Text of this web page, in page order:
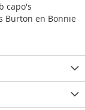
capo's
Burton en Bonnie